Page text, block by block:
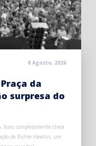
8 Agosto, 2026
da
surpresa do
ficou completamente cheia
de Richie Hawtin, um